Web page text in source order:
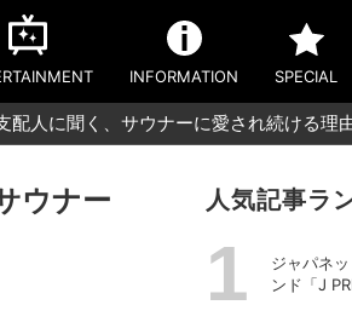
INFORMATION SPECIAL
人に聞く、サウナーに愛され続ける理
ウナー
人気記事ラ
ジャパネ
ンド「J